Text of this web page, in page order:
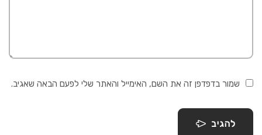
שמור בדפדפן זה את השם, האימייל והאתר שלי לפעם הבאה שאגיב.
להגיב